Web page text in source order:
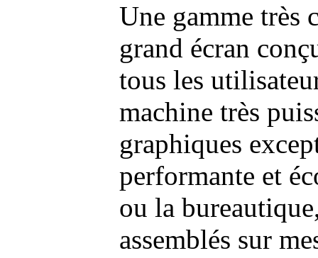
Une gamme très
grand écran
tous les
machine très
graphiques
performante et
ou la
assemblés sur